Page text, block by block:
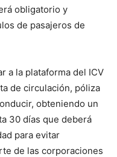
obligatorio y
de pasajeros de
a la plataforma del ICV
de circulación, póliza
obteniendo un
30 días que deberá
para evitar
de las corporaciones